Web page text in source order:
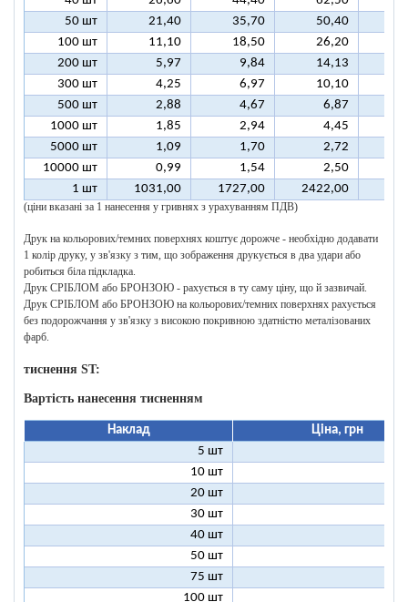
50 шт
21,40 35,70 50,40
100 шт
11,10 18,50 26,20
200 шт
5,97 9,84 14,13
300 шт
4,25 6,97 10,10
500 шт
2,88 4,67 6,87
1000 шт
1,85 2,94 4,45
5000 шт
1,09 1,70 2,72
10000 шт
0,99 1,54 2,50
1 шт
1031,00 1727,00 2422,00
(ціни вказані за 1 нанесення у гривнях з урахуванням ПДВ)
Друк на кольорових/темних поверхнях коштує дорожче - необхідно додавати
1 колір друку, у зв'язку з тим, що зображення друкується в два удари або
робиться біла підкладка.
Друк СРІБЛОМ або БРОНЗОЮ - рахується в ту саму ціну, що й зазвичай.
Друк СРІБЛОМ або БРОНЗОЮ на кольорових/темних поверхнях рахується
без подорожчання у зв'язку з високою покривною здатністю металізованих
фарб.
тиснення ST:
Вартість нанесення тисненням
Наклад
Ціна, грн
5 шт
10 шт
20 шт
30 шт
40 шт
50 шт
75 шт
100 шт